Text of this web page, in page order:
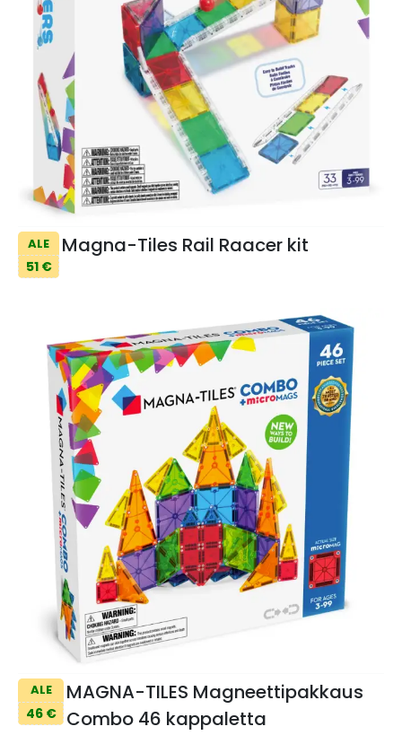
ALE
51 €
Magna-Tiles Rail Raacer kit
ALE
46 €
MAGNA-TILES Magneettipakkaus
Combo 46 kappaletta